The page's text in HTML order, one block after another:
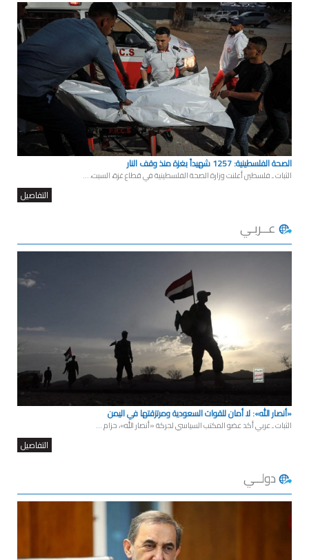
الصحة الفلسطينية: 1257 شهيداً بغزة منذ وقف النار
الثبات ـ فلسطين أعلنت وزارة الصحة الفلسطينية في قطاع غزة، السبت، ...
التفاصيل
عــربـي
«أنصار الله»: لا أمان للقوات السعودية ومرتزقتها في اليمن
الثبات ـ عربي أكد عضو المكتب السياسي لحركة «أنصار الله»، حزام ...
التفاصيل
دولــي